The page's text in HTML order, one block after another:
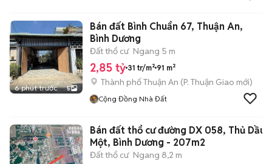
6 phút trước 5
Bán đất Bình Chuẩn 67, Thuận An,
Bình Dương
Đất thổ cư Ngang 5 m
2,85 tỷ 31 tr/m² 91 m²
Thành phố Thuận An (P. Thuận Giao mới)
Cộng Đồng Nhà Đất
Bán đất thổ cư đường DX 058, Thủ Dầu
Một, Bình Dương - 207m2
Đất thổ cư Ngang 8,2 m